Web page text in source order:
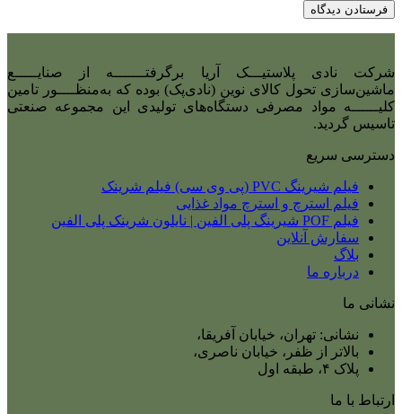
شرکت نادی‌ پلاستیـــک آریا برگرفتـــــــه از صنایـــــع
ماشین‌سازی تحول کالای نوین (نادی‌پک) بوده که به‌منظــــور تامین
کلیــــــه مواد مصرفی دستگاه‌های تولیدی این مجموعه صنعتی
تاسیس گردید.
دسترسی سریع
فیلم شیرینگ PVC (پی وی سی) فیلم شرینک
فیلم استرچ و استرچ مواد غذایی
فیلم POF شیرینگ پلی الفین | نایلون شرینک پلی الفین
سفارش آنلاین
بلاگ
درباره ما
نشانی ما
نشانی: تهران، خیابان آفریقا،
بالاتر از ظفر، خیابان ناصری،
پلاک ۴، طبقه اول
ارتباط با ما